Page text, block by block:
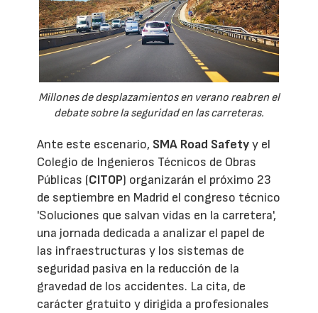
Millones de desplazamientos en verano reabren el
debate sobre la seguridad en las carreteras.
Ante este escenario, SMA Road Safetyy el
Colegio de Ingenieros Técnicos de Obras
Públicas (CITOP) organizarán el próximo 23
de septiembre en Madrid el congreso técnico
'Soluciones que salvan vidas en la carretera',
una jornada dedicada a analizar el papel de
las infraestructuras y los sistemas de
seguridad pasiva en la reducción de la
gravedad de los accidentes. La cita, de
carácter gratuito y dirigida a profesionales